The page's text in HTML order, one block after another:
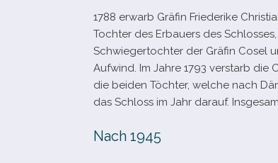
1788 erwarb Gräfin Friederike
Tochter des Erbauers des
Schwiegertochter der Gräfin Cosel
Aufwind. Im Jahre 1793 ver­starb
die bei­den Töchter, wel­che nach
das Schloss im Jahr dar­auf.
Nach 1945